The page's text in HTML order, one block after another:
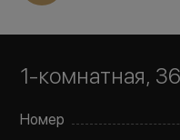
1-комнатная,
Номер